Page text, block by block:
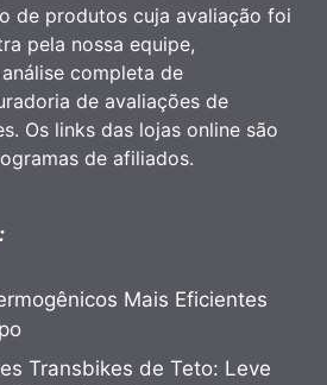
de produtos cuja avaliação foi
pela nossa equipe,
completa de
de avaliações de
Os links das lojas online são
de afiliados.
Mais Eficientes
Transbikes de Teto: Leve